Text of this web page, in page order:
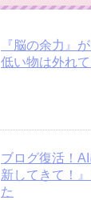
『脳の余力』
低い物は外れ
ブログ復活！
新してきて！
た